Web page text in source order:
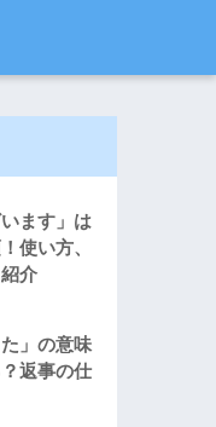
ます」は
使い方、
介
」の意味
返事の仕